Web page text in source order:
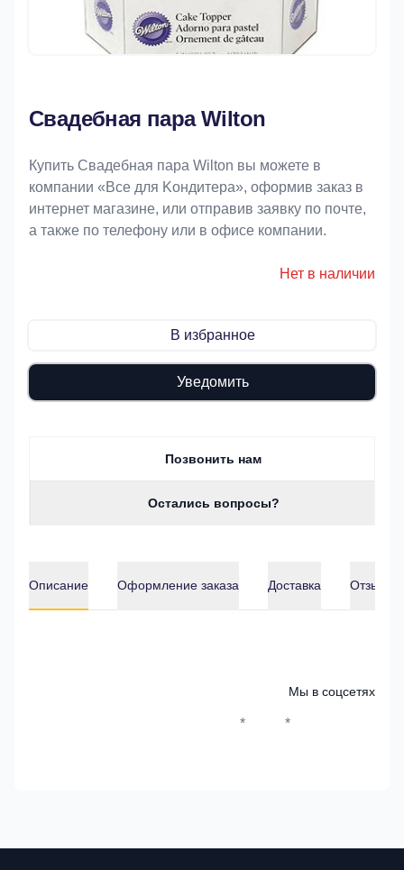
Свадебная пара Wilton
Купить Свадебная пара Wilton вы можете в
компании «Bce для Koндитeрa», оформив заказ в
интернет магазине, или отправив заявку по почте,
а также по телефону или в офисе компании.
Нет в наличии
В избранное
Уведомить
Позвонить нам
Остались вопросы?
Описание Оформление заказа Доставка Отзывы
Мы в соцсетях
* *